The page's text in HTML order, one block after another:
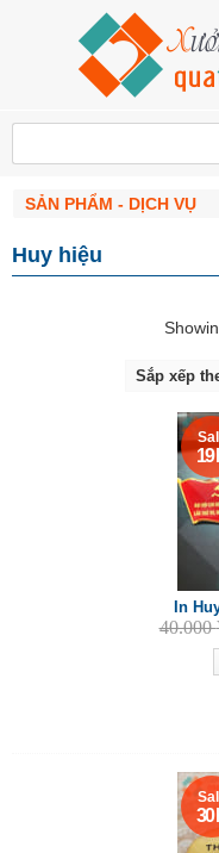
SẢN PHẨM - DỊCH VỤ
Huy hiệu
19
In
40.000
30